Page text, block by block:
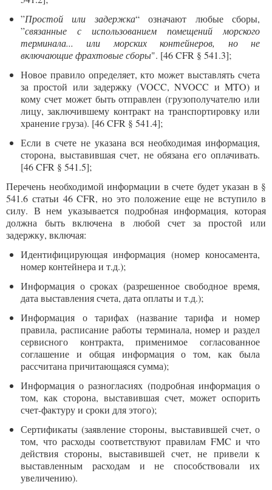
”Простой или задержка“ означают любые сборы,
”связанные с использованием помещений морского
терминала... или морских контейнеров, но не
включающие фрахтовые сборы". [46 CFR § 541.3];
Новое правило определяет, кто может выставлять счета
за простой или задержку (VOCC, NVOCC и MTO) и
кому счет может быть отправлен (грузополучателю или
лицу, заключившему контракт на транспортировку или
хранение груза). [46 CFR § 541.4];
Если в счете не указана вся необходимая информация,
сторона, выставившая счет, не обязана его оплачивать.
[46 CFR § 541.5];
Перечень необходимой информации в счете будет указан в §
541.6 статьи 46 CFR, но это положение еще не вступило в
силу. В нем указывается подробная информация, которая
должна быть включена в любой счет за простой или
задержку, включая:
Идентифицирующая информация (номер коносамента,
номер контейнера и т.д.);
Информация о сроках (разрешенное свободное время,
дата выставления счета, дата оплаты и т.д.);
Информация о тарифах (название тарифа и номер
правила, расписание работы терминала, номер и раздел
сервисного контракта, применимое согласованное
соглашение и общая информация о том, как была
рассчитана причитающаяся сумма);
Информация о разногласиях (подробная информация о
том, как сторона, выставившая счет, может оспорить
счет-фактуру и сроки для этого);
Сертификаты (заявление стороны, выставившей счет, о
том, что расходы соответствуют правилам FMC и что
действия стороны, выставившей счет, не привели к
выставленным расходам и не способствовали их
увеличению).